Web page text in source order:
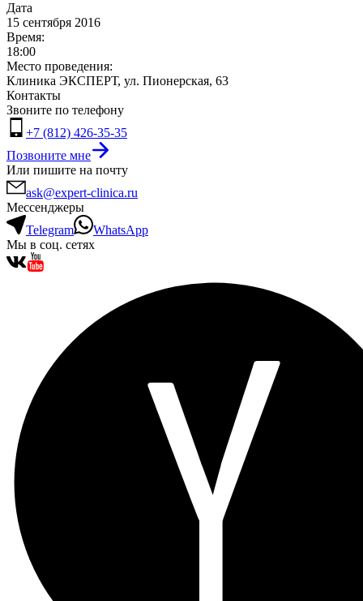
Дата
15 сентября 2016
Время:
18:00
Место проведения:
Клиника ЭКСПЕРТ, ул. Пионерская, 63
Контакты
Звоните по телефону
+7 (812) 426-35-35
Позвоните мне
Или пишите на почту
ask@expert-clinica.ru
Мессенджеры
Telegram
WhatsApp
Мы в соц. сетях